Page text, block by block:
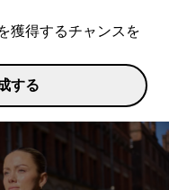
獲得するチャンスを
する